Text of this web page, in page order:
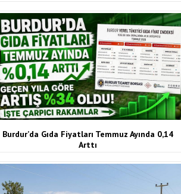
Burdur’da Gıda Fiyatları Temmuz Ayında 0,14
Arttı